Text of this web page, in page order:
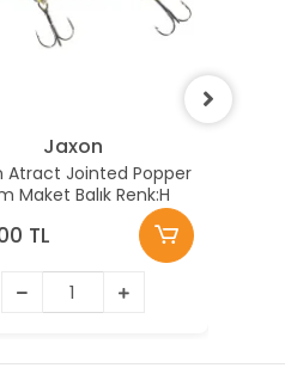
Jaxon
Atract Jointed Popper
Maket Balık Renk:H
TL